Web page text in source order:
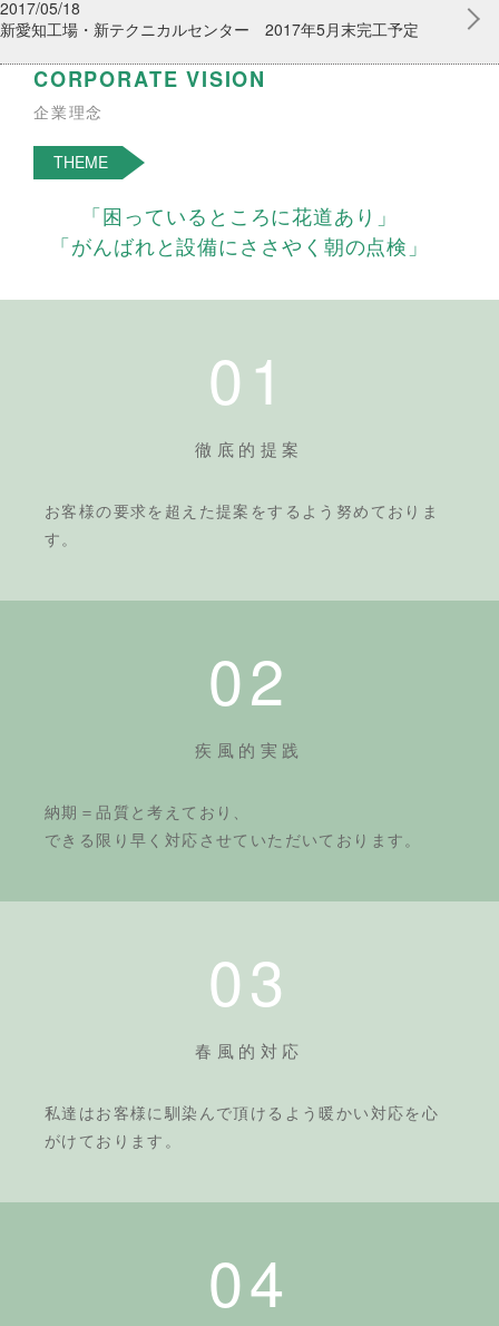
2017/05/18
新愛知工場・新テクニカルセンター 2017年5月末完工予定
CORPORATE VISION
企業理念
THEME
「困っているところに花道あり」
「がんばれと設備にささやく朝の点検」
01
徹底的提案
お客様の要求を超えた提案をするよう努めておりま
す。
02
疾風的実践
納期＝品質と考えており、
できる限り早く対応させていただいております。
03
春風的対応
私達はお客様に馴染んで頂けるよう暖かい対応を心
がけております。
04